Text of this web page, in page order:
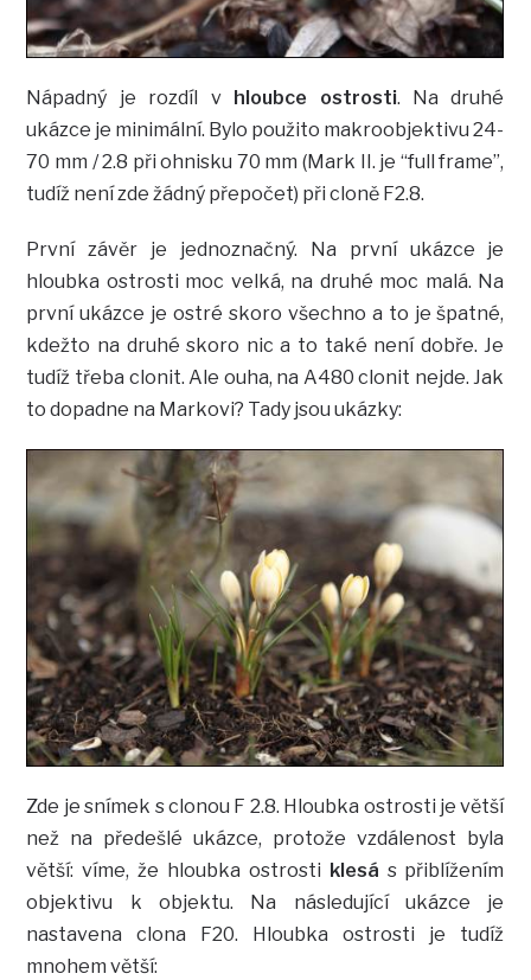
Nápadný je rozdíl v hloubce ostrosti. Na druhé
ukázce je minimální. Bylo použito makroobjektivu 24-
70 mm / 2.8 při ohnisku 70 mm (Mark II. je “full frame”,
tudíž není zde žádný přepočet) při cloně F2.8.
První závěr je jednoznačný. Na první ukázce je
hloubka ostrosti moc velká, na druhé moc malá. Na
první ukázce je ostré skoro všechno a to je špatné,
kdežto na druhé skoro nic a to také není dobře. Je
tudíž třeba clonit. Ale ouha, na A480 clonit nejde. Jak
to dopadne na Markovi? Tady jsou ukázky:
Zde je snímek s clonou F 2.8. Hloubka ostrosti je větší
než na předešlé ukázce, protože vzdálenost byla
větší: víme, že hloubka ostrosti klesá s přiblížením
objektivu k objektu. Na následující ukázce je
nastavena clona F20. Hloubka ostrosti je tudíž
mnohem větší: